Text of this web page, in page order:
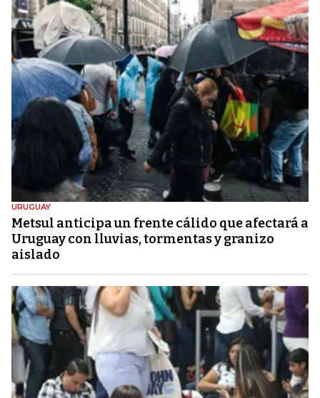
URUGUAY
Metsul anticipa un frente cálido que afectará a
Uruguay con lluvias, tormentas y granizo
aislado